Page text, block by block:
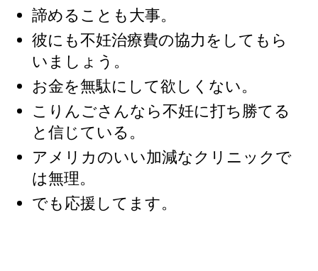
諦めることも大事。
彼にも不妊治療費の協力をしてもら
いましょう。
お金を無駄にして欲しくない。
こりんごさんなら不妊に打ち勝てる
と信じている。
アメリカのいい加減なクリニックで
は無理。
でも応援してます。